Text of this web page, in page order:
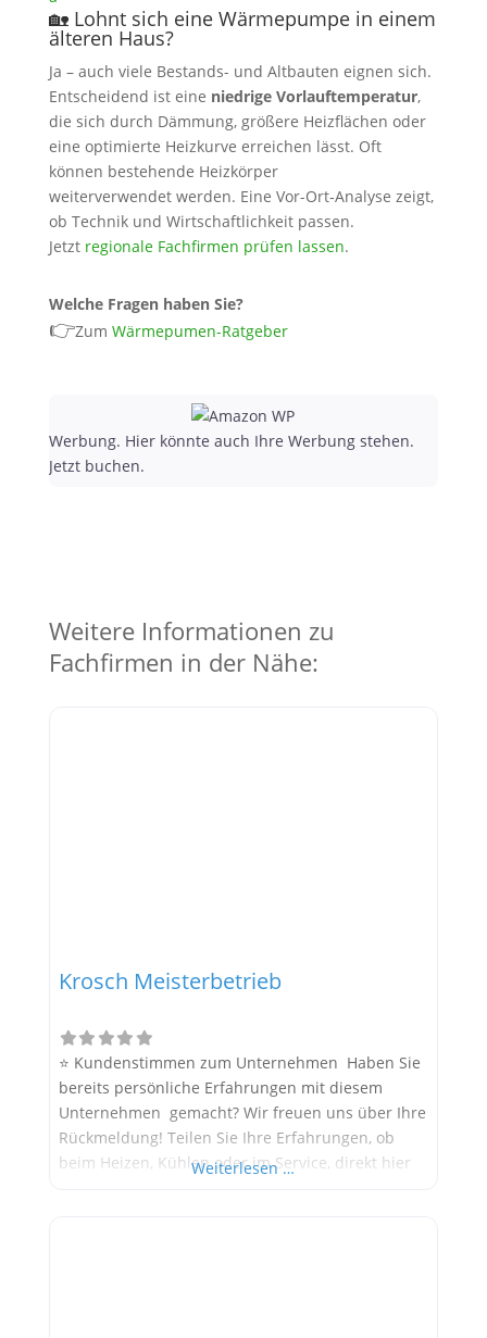
🏡 Lohnt sich eine Wärmepumpe in einem
älteren Haus?
Ja – auch viele Bestands- und Altbauten eignen sich.
Entscheidend ist eine niedrige Vorlauftemperatur,
die sich durch Dämmung, größere Heizflächen oder
eine optimierte Heizkurve erreichen lässt. Oft
können bestehende Heizkörper
weiterverwendet werden. Eine Vor-Ort‑Analyse zeigt,
ob Technik und Wirtschaftlichkeit passen.
Jetzt regionale Fachfirmen prüfen lassen.
Welche Fragen haben Sie?
👉Zum Wärmepumen-Ratgeber
Werbung. Hier könnte auch Ihre Werbung stehen.
Jetzt buchen.
Weitere Informationen zu
Fachfirmen in der Nähe:
Krosch Meisterbetrieb
⭐ Kundenstimmen zum Unternehmen Haben Sie
bereits persönliche Erfahrungen mit diesem
Unternehmen gemacht? Wir freuen uns über Ihre
Rückmeldung! Teilen Sie Ihre Erfahrungen, ob
beim Heizen, Kühlen oder im Service, direkt hier
Weiterlesen …